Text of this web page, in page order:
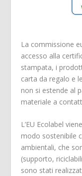
La commissione
accesso alla
stampata, i
carta da regalo e
non si estende al
materiale a
L’EU Ecolabel
modo sostenibile
ambientali, che
(supporto,
sono stati